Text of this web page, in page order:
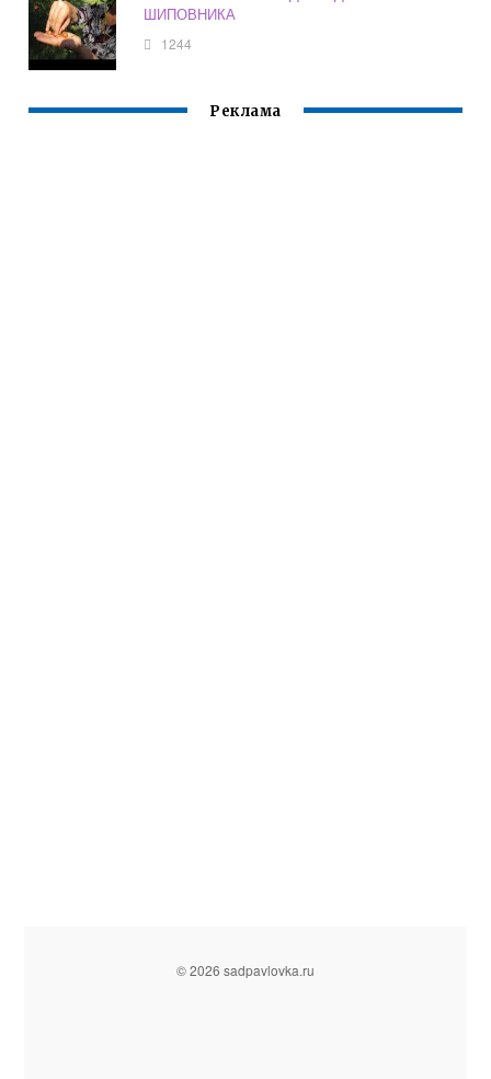
ШИПОВНИКА
1244
Реклама
© 2026 sadpavlovka.ru